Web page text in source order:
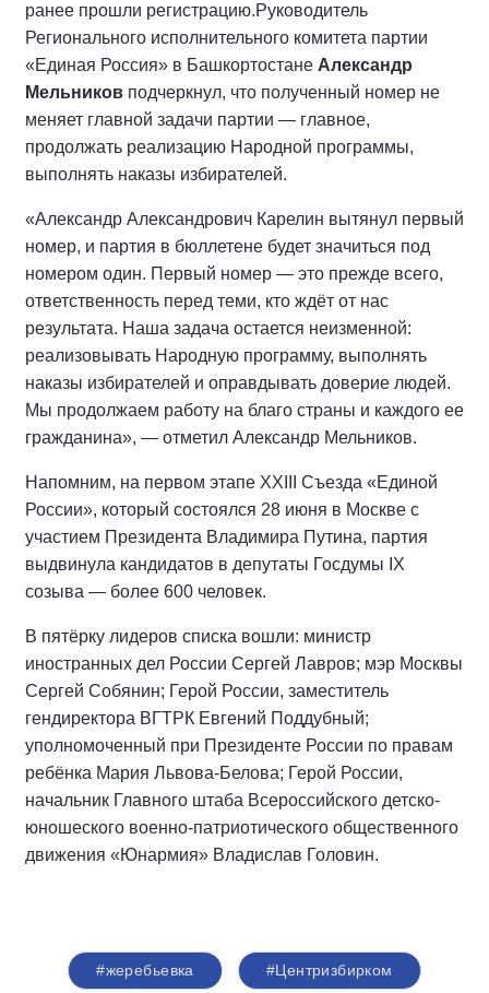
ранее прошли регистрацию.Руководитель
Регионального исполнительного комитета партии
«Единая Россия» в Башкортостане Александр
Мельников подчеркнул, что полученный номер не
меняет главной задачи партии — главное,
продолжать реализацию Народной программы,
выполнять наказы избирателей.
«Александр Александрович Карелин вытянул первый
номер, и партия в бюллетене будет значиться под
номером один. Первый номер — это прежде всего,
ответственность перед теми, кто ждёт от нас
результата. Наша задача остается неизменной:
реализовывать Народную программу, выполнять
наказы избирателей и оправдывать доверие людей.
Мы продолжаем работу на благо страны и каждого ее
гражданина», — отметил Александр Мельников.
Напомним, на первом этапе XXIII Съезда «Единой
России», который состоялся 28 июня в Москве с
участием Президента Владимира Путина, партия
выдвинула кандидатов в депутаты Госдумы IX
созыва — более 600 человек.
В пятёрку лидеров списка вошли: министр
иностранных дел России Сергей Лавров; мэр Москвы
Сергей Собянин; Герой России, заместитель
гендиректора ВГТРК Евгений Поддубный;
уполномоченный при Президенте России по правам
ребёнка Мария Львова-Белова; Герой России,
начальник Главного штаба Всероссийского детско-
юношеского военно-патриотического общественного
движения «Юнармия» Владислав Головин.
#жеребьевка #Центризбирком